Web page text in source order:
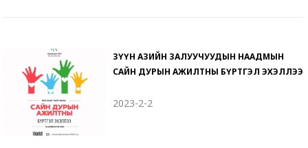
ЗҮҮН АЗИЙН ЗАЛУУЧУУДЫН НААДМЫН
САЙН ДУРЫН АЖИЛТНЫ БҮРТГЭЛ ЭХЭЛЛЭЭ
2023-2-2